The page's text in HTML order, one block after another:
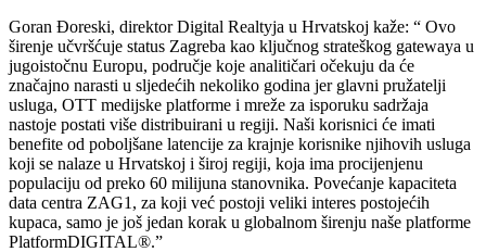
Goran Đoreski, direktor Digital Realtyja u Hrvatskoj kaže: “ Ovo
širenje učvršćuje status Zagreba kao ključnog strateškog gatewaya u
jugoistočnu Europu, područje koje analitičari očekuju da će
značajno narasti u sljedećih nekoliko godina jer glavni pružatelji
usluga, OTT medijske platforme i mreže za isporuku sadržaja
nastoje postati više distribuirani u regiji. Naši korisnici će imati
benefite od poboljšane latencije za krajnje korisnike njihovih usluga
koji se nalaze u Hrvatskoj i široj regiji, koja ima procijenjenu
populaciju od preko 60 milijuna stanovnika. Povećanje kapaciteta
data centra ZAG1, za koji već postoji veliki interes postojećih
kupaca, samo je još jedan korak u globalnom širenju naše platforme
PlatformDIGITAL®.”